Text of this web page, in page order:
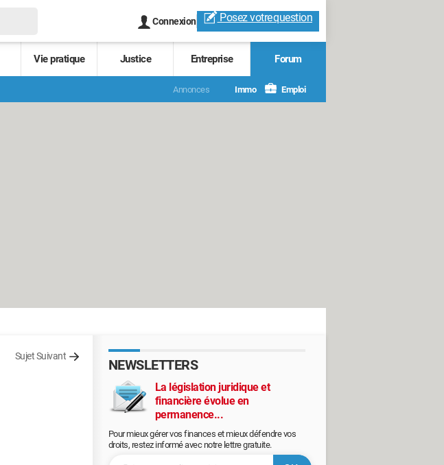
Connexion Posez votrequestion
Vie pratique Justice Entreprise Forum
Annonces Immo Emploi
Sujet Suivant
NEWSLETTERS
La législation juridique et
financière évolue en
permanence...
Pour mieux gérer vos finances et mieux défendre vos
droits, restez informé avec notre lettre gratuite.